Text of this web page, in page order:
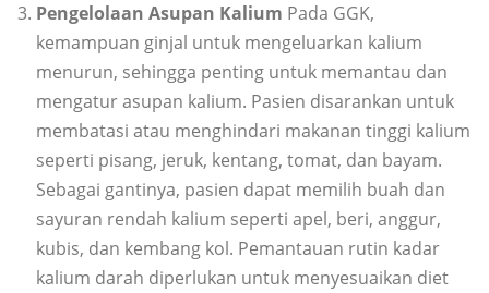
Pengelolaan Asupan Kalium Pada GGK,
kemampuan ginjal untuk mengeluarkan kalium
menurun, sehingga penting untuk memantau dan
mengatur asupan kalium. Pasien disarankan untuk
membatasi atau menghindari makanan tinggi kalium
seperti pisang, jeruk, kentang, tomat, dan bayam.
Sebagai gantinya, pasien dapat memilih buah dan
sayuran rendah kalium seperti apel, beri, anggur,
kubis, dan kembang kol. Pemantauan rutin kadar
kalium darah diperlukan untuk menyesuaikan diet